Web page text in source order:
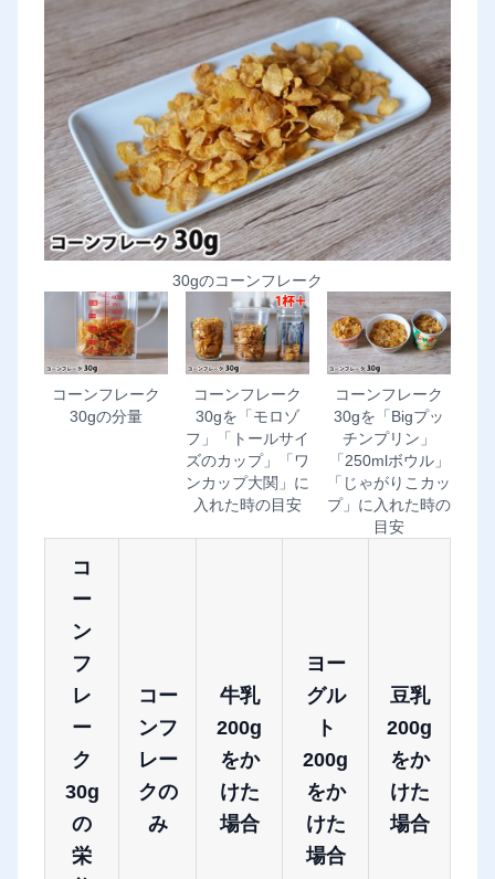
30gのコーンフレーク
コーンフレーク
30gの分量
コーンフレーク
30gを「モロゾ
フ」「トールサイ
ズのカップ」「ワ
ンカップ大関」に
入れた時の目安
コーンフレーク
30gを「Bigプッ
チンプリン」
「250mlボウル」
「じゃがりこカッ
プ」に入れた時の
目安
コ
ー
ン
フ
レ
ー
ク
30g
の
栄
コー
ンフ
レー
クの
み
牛乳
200g
をか
けた
場合
ヨー
グル
ト
200g
をか
けた
場合
豆乳
200g
をか
けた
場合